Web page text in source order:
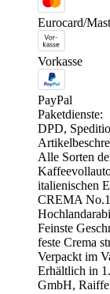
Eurocard/
Vorkasse
PayPal
Paketdienste:
DPD,
Alle Sorten
italienischen
CREMA
Feinste
feste Crema
Verpackt im
Erhältlich in
GmbH,